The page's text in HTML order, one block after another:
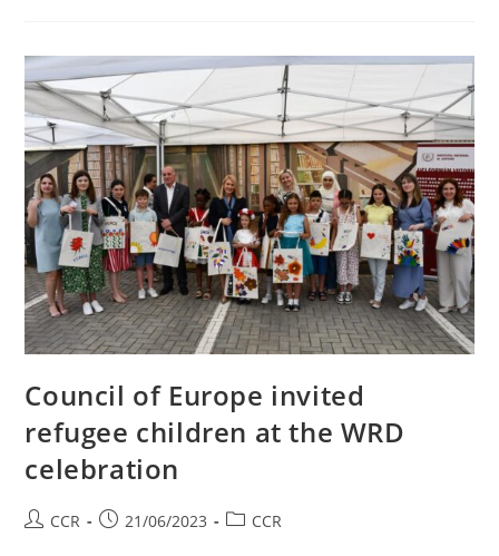
Council of Europe invited
refugee children at the WRD
celebration
CCR 21/06/2023 CCR